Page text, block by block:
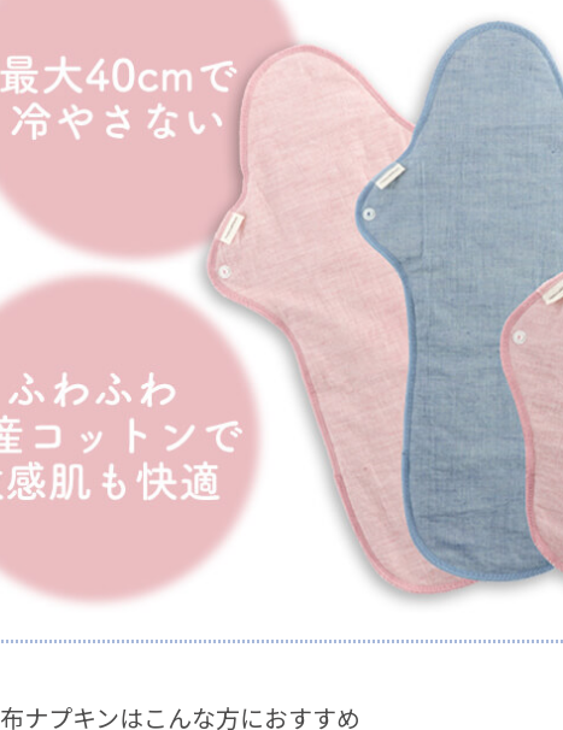
布ナプキンはこんな方におすすめ